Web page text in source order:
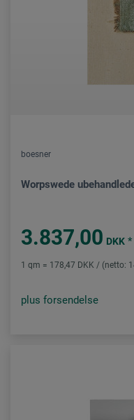
boesner
Worpswede
3.837,00 DKK *
1 qm = 178,47 DKK / (netto:
plus forsendelse